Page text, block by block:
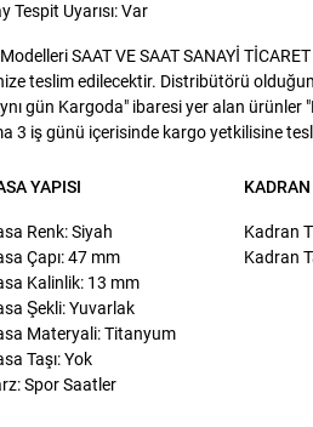
Tespit Uyarısı: Var
SAAT VE SAAT SANAYİ
teslim edilecektir. Distribütörü
gün Kargoda" ibaresi yer alan
3 iş günü içerisinde kargo yetkilisine
YAPISI
Renk: Siyah
Çapı: 47 mm
Kalinlik: 13 mm
Şekli: Yuvarlak
Materyali: Titanyum
Taşı: Yok
Spor Saatler
Kadran
Kadran